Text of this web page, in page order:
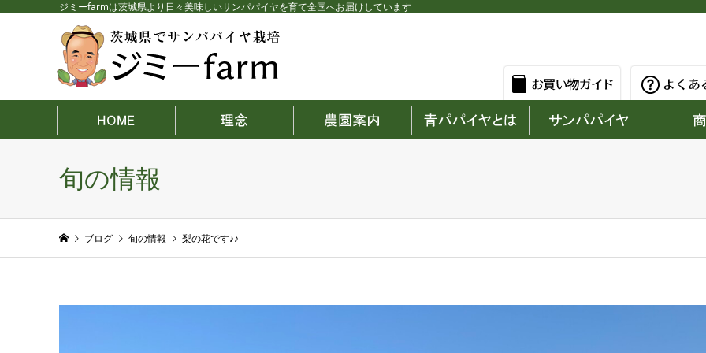
ジミーfarmは茨城県より日々美味しいサンパパイヤを育て全国へお届けしています
旬の情報
ブログ 旬の情報 梨の花です♪♪